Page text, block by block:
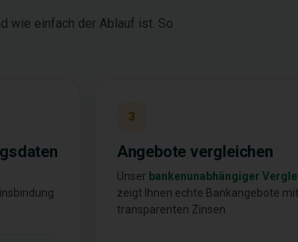
wie einfach der Ablauf ist. So
3
Angebote vergleichen
Unser bankenunabhängiger
zeigt Ihnen echte Bankangebote mit
transparenten Zinsen.